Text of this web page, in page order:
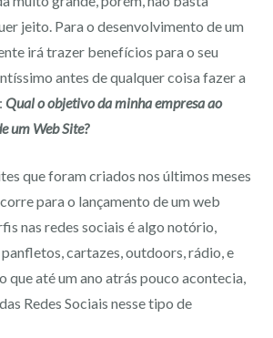
jeito. Para o desenvolvimento de um
irá trazer benefícios para o seu
antes de qualquer coisa fazer a
Qual o objetivo da minha empresa ao
um Web Site?
que foram criados nos últimos meses
para o lançamento de um web
nas redes sociais é algo notório,
cartazes, outdoors, rádio, e
que até um ano atrás pouco acontecia,
Redes Sociais nesse tipo de